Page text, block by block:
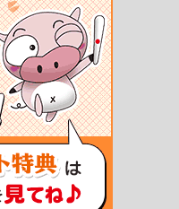
駅 別所駅 近江神宮前駅
分駅 大谷駅 上栄町駅
駅 愛知川駅 五箇荘駅
桜川駅 朝日大塚駅 朝日野駅
南駅 ひこね芹川駅
多賀大社前駅
駅 平田駅 武佐駅
紫香楽宮跡駅